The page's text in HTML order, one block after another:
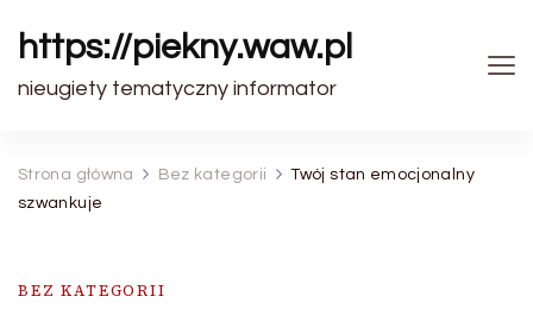
https://piekny.waw.pl
nieugiety tematyczny informator
Strona główna Bez kategorii
Twój stan emocjonalny
szwankuje
BEZ KATEGORII